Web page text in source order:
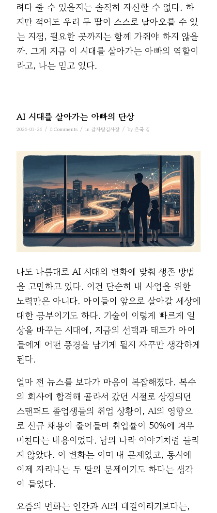
려다 줄 수 있을지는 솔직히 자신할 수 없다. 하
지만 적어도 우리 두 딸이 스스로 날아오를 수 있
는 지점, 필요한 곳까지는 함께 가줘야 하지 않을
까. 그게 지금 이 시대를 살아가는 아빠의 역할이
라고, 나는 믿고 있다.
AI 시대를 살아가는 아빠의 단상
2026-01-26 / 0 Comments / in 감자탕김사장 / by 은국 김
나도 나름대로 AI 시대의 변화에 맞춰 생존 방법
을 고민하고 있다. 이건 단순히 내 사업을 위한
노력만은 아니다. 아이들이 앞으로 살아갈 세상에
대한 공부이기도 하다. 기술이 이렇게 빠르게 일
상을 바꾸는 시대에, 지금의 선택과 태도가 아이
들에게 어떤 풍경을 남기게 될지 자꾸만 생각하게
된다.
얼마 전 뉴스를 보다가 마음이 복잡해졌다. 복수
의 회사에 합격해 골라서 갔던 시절로 상징되던
스탠퍼드 졸업생들의 취업 상황이, AI의 영향으
로 신규 채용이 줄어들며 취업률이 50%에 겨우
미친다는 내용이었다. 남의 나라 이야기처럼 들리
지 않았다. 이 변화는 이미 내 문제였고, 동시에
이제 자라나는 두 딸의 문제이기도 하다는 생각
이 들었다.
요즘의 변화는 인간과 AI의 대결이라기보다는,